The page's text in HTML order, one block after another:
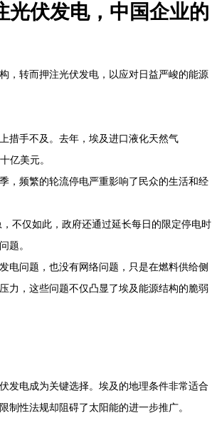
光伏发电，中国企业的
，转而押注光伏发电，以应对日益严峻的能源
措手不及。去年，埃及进口液化天然气
亿美元。
，频繁的轮流停电严重影响了民众的生活和经
不仅如此，政府还通过延长每日的限定停电时
题。
电问题，也没有网络问题，只是在燃料供给侧
力，这些问题不仅凸显了埃及能源结构的脆弱
发电成为关键选择。埃及的地理条件非常适合
制性法规却阻碍了太阳能的进一步推广。